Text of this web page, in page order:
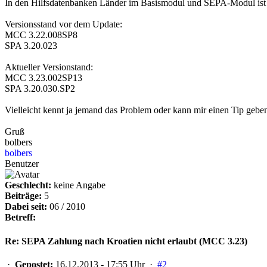
In den Hilfsdatenbanken Länder im Basismodul und SEPA-Modul
Versionsstand vor dem Update:
MCC 3.22.008SP8
SPA 3.20.023
Aktueller Versionstand:
MCC 3.23.002SP13
SPA 3.20.030.SP2
Vielleicht kennt ja jemand das Problem oder kann mir einen Tip
Gruß
bolbers
bolbers
Benutzer
Geschlecht: keine Angabe
Beiträge: 5
Dabei seit: 06 / 2010
Betreff:
Re: SEPA Zahlung nach Kroatien nicht erlaubt (MCC 3.23)
· Gepostet: 16.12.2013 - 17:55 Uhr · #2